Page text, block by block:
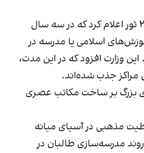
وزارت معارف طالبان به تاریخ ۲۱ ثور اعلام کرد که در سه سال
مرکز آموزش‌های اسلامی یا مدرسه در
وزارت افزود که در این مدت،
بزرگ بر ساخت مکاتب عصری
مذهبی در آسیای میانه
مدرسه‌سازی طالبان در